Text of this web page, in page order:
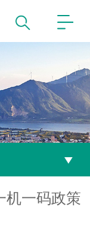
机一码政策